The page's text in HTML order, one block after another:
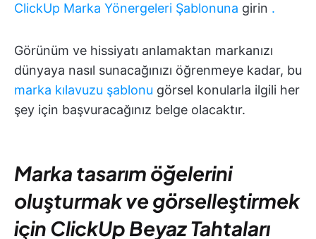
ClickUp Marka Yönergeleri Şablonuna girin .
Görünüm ve hissiyatı anlamaktan markanızı
dünyaya nasıl sunacağınızı öğrenmeye kadar, bu
marka kılavuzu şablonu görsel konularla ilgili her
şey için başvuracağınız belge olacaktır.
Marka tasarım öğelerini
oluşturmak ve görselleştirmek
için ClickUp Beyaz Tahtaları